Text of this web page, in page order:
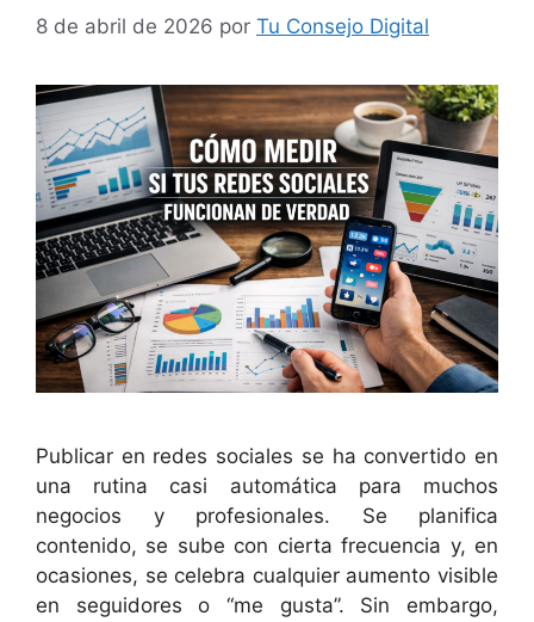
8 de abril de 2026 por Tu Consejo Digital
Publicar en redes sociales se ha convertido en
una rutina casi automática para muchos
negocios y profesionales. Se planifica
contenido, se sube con cierta frecuencia y, en
ocasiones, se celebra cualquier aumento visible
en seguidores o “me gusta”. Sin embargo,